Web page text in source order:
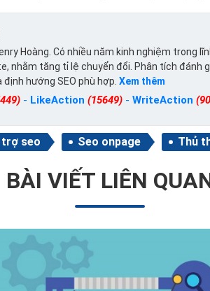
Hoàng. Có nhiều năm kinh nghiệm trong
nhằm tăng tỉ lệ chuyển đổi. Phân tích đánh
hướng SEO phù hợp. Xem thêm
- LikeAction (15649) - WriteAction
trợ seo Seo onpage Thủ
BÀI VIẾT LIÊN